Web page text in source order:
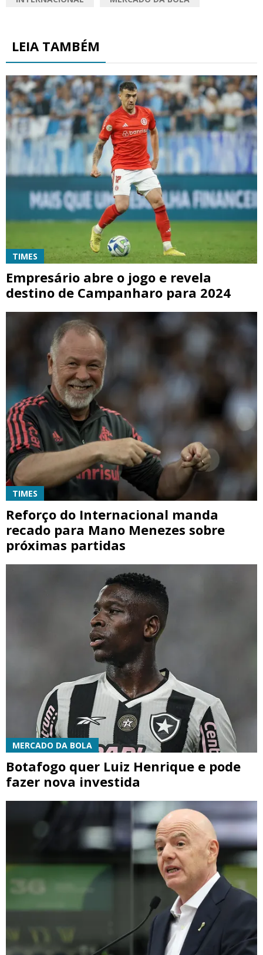
LEIA TAMBÉM
TIMES
Empresário abre o jogo e revela
destino de Campanharo para 2024
TIMES
Reforço do Internacional manda
recado para Mano Menezes sobre
próximas partidas
MERCADO DA BOLA
Botafogo quer Luiz Henrique e pode
fazer nova investida